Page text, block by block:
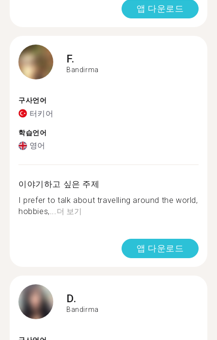
앱 다운로드
F.
Bandirma
구사언어
터키어
학습언어
영어
이야기하고 싶은 주제
I prefer to talk about travelling around the world,
hobbies,...더 보기
앱 다운로드
D.
Bandirma